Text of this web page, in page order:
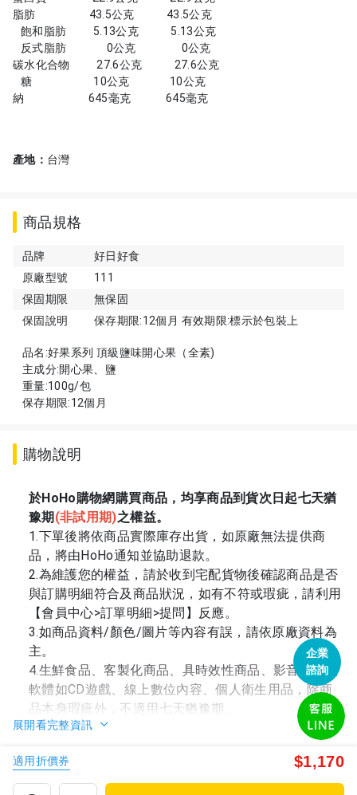
適用折價券 $1,170
脂肪 43.5公克 43.5公克
飽和脂肪 5.13公克 5.13公克
反式脂肪 0公克 0公克
碳水化合物 27.6公克 27.6公克
糖 10公克 10公克
納 645毫克 645毫克
產地： 台灣
商品規格
品牌
好日好食
原廠型號
111
保固期限
無保固
保固說明
保存期限:12個月 有效期限:標示於包裝上
品名:好果系列 頂級鹽味開心果（全素)
主成分:開心果、鹽
重量:100g/包
保存期限:12個月
購物說明
於HoHo購物網購買商品，均享商品到貨次日起七天猶
豫期(非試用期)之權益。
1.下單後將依商品實際庫存出貨，如原廠無法提供商
品，將由HoHo通知並協助退款。
2.為維護您的權益，請於收到宅配貨物後確認商品是否
與訂購明細符合及商品狀況，如有不符或瑕疵，請利用
【會員中心>訂單明細>提問】反應。
3.如商品資料/顏色/圖片等內容有誤，請依原廠資料為
主。
4.生鮮食品、客製化商品、具時效性商品、影音與電腦
軟體如CD遊戲、線上數位內容、個人衛生用品，除商
品本身瑕疵外，不適用七天猶豫期。
5.已於賣場揭示之福利品狀態、瑕疵，HoHo不負擔保
6.HoHo保留是否接受訂單的權利。
展開看完整資訊
企業
諮詢